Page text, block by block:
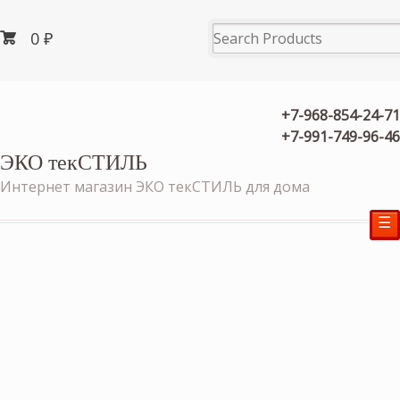
0₽
+7-968-854-24-71
+7-991-749-96-46
ЭКО текСТИЛЬ
Интернет магазин ЭКО текСТИЛЬ для дома
☰